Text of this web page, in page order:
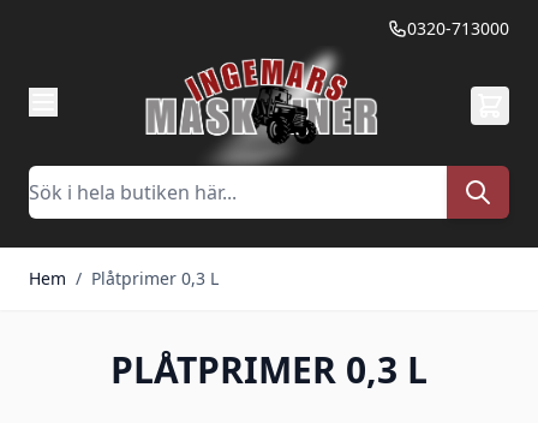
0320-713000
Sök
Hem / Plåtprimer 0,3 L
PLÅTPRIMER 0,3 L